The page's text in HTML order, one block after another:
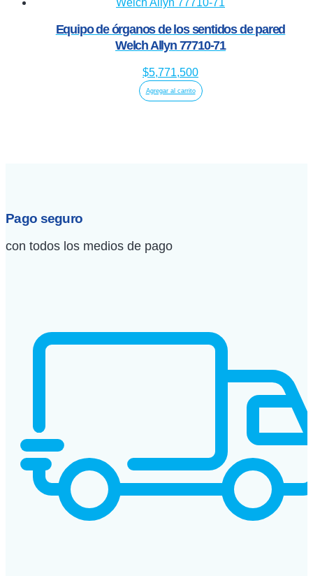
Equipo de órganos de los sentidos de pared
Welch Allyn 77710-71
$5,771,500
Agregar al carrito
Pago seguro
con todos los medios de pago